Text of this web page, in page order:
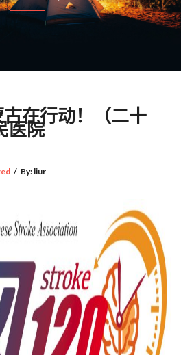
在行动！（二十
医院
/ By: liur